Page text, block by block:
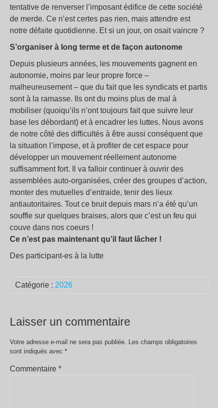
tentative de renverser l’imposant édifice de cette société
de merde. Ce n’est certes pas rien, mais attendre est
notre défaite quotidienne. Et si un jour, on osait vaincre ?
S’organiser à long terme et de façon autonome
Depuis plusieurs années, les mouvements gagnent en
autonomie, moins par leur propre force –
malheureusement – que du fait que les syndicats et partis
sont à la ramasse. Ils ont du moins plus de mal à
mobiliser (quoiqu’ils n’ont toujours fait que suivre leur
base les débordant) et à encadrer les luttes. Nous avons
de notre côté des difficultés à être aussi conséquent que
la situation l’impose, et à profiter de cet espace pour
développer un mouvement réellement autonome
suffisamment fort. Il va falloir continuer à ouvrir des
assemblées auto-organisées, créer des groupes d’action,
monter des mutuelles d’entraide, tenir des lieux
antiautoritaires. Tout ce bruit depuis mars n’a été qu’un
souffle sur quelques braises, alors que c’est un feu qui
couve dans nos coeurs !
Ce n’est pas maintenant qu’il faut lâcher !
Des participant-es à la lutte
Catégorie : 2026
Laisser un commentaire
Votre adresse e-mail ne sera pas publiée. Les champs obligatoires
sont indiqués avec *
Commentaire *